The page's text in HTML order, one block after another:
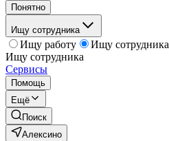
Понятно
Ищу сотрудника
Ищу работу
Ищу сотрудника
Ищу сотрудника
Сервисы
Помощь
Ещё
Поиск
Алексино